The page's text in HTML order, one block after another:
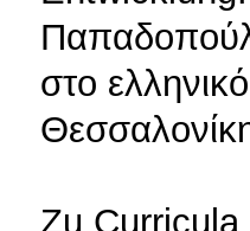
στο
Zu